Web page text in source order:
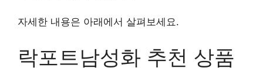
자세한 내용은 아래에서 살펴보세요.
락포트남성화 추천 상품